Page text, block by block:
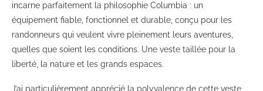
incarne parfaitement la philosophie Columbia : un
équipement fiable, fonctionnel et durable, conçu pour les
randonneurs qui veulent vivre pleinement leurs aventures,
quelles que soient les conditions. Une veste taillée pour la
liberté, la nature et les grands espaces.
J’ai particulièrement apprécié la polyvalence de cette veste